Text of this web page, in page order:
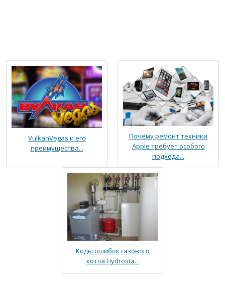
VulkanVegas и его
преимущества...
Почему ремонт техники
Apple требует особого
подхода...
Коды ошибок газового
котла Hydrosta...